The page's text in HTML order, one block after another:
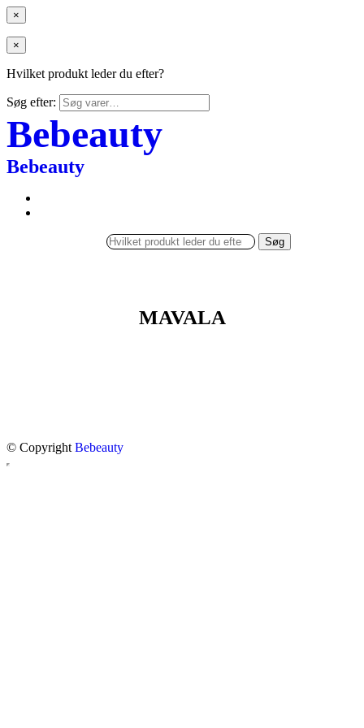
×
×
Hvilket produkt leder du efter?
Søg efter:
Bebeauty
Bebeauty
Søg
MAVALA
© Copyright Bebeauty